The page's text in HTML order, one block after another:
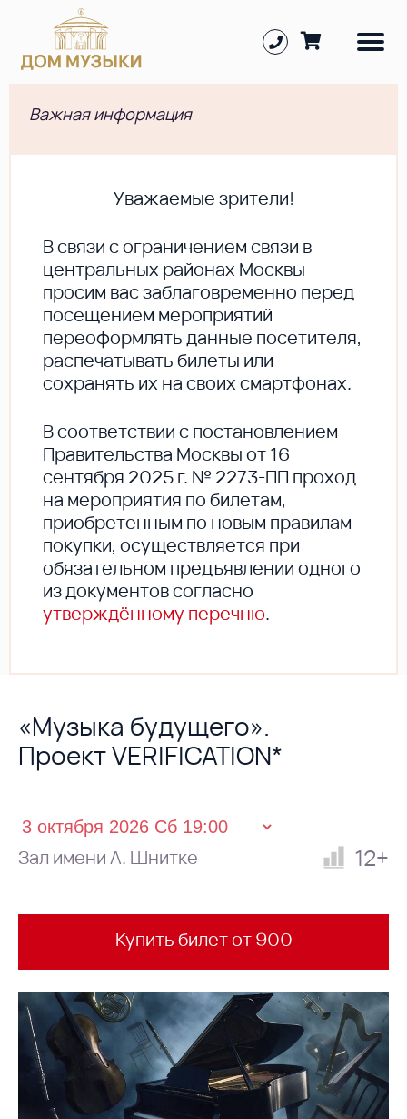
Важная информация
Уважаемые зрители!
В cвязи с ограничением связи в
центральных районах Москвы
просим вас заблаговременно перед
посещением мероприятий
переоформлять данные посетителя,
распечатывать билеты или
сохранять их на своих смартфонах.
В соответствии с постановлением
Правительства Москвы от 16
сентября 2025 г. № 2273-ПП проход
на мероприятия по билетам,
приобретенным по новым правилам
покупки, осуществляется при
обязательном предъявлении одного
из документов согласно
утверждённому перечню.
«Музыка будущего».
Проект VERIFICATION*
Зал имени А. Шнитке 12+
Купить билет от 900